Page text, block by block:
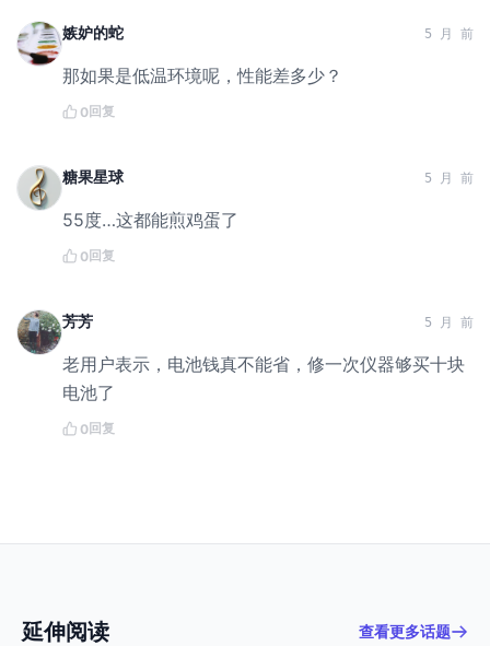
嫉妒的蛇 5 月 前
那如果是低温环境呢，性能差多少？
0回复
糖果星球 5 月 前
55度…这都能煎鸡蛋了
0回复
芳芳 5 月 前
老用户表示，电池钱真不能省，修一次仪器够买十块
电池了
0回复
延伸阅读 查看更多话题